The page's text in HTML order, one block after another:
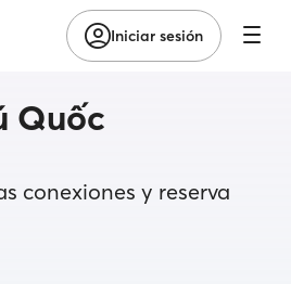
Iniciar sesión
Quốc
conexiones y reserva